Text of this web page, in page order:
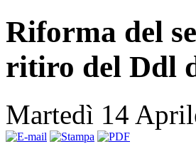
Riforma del
ritiro del Ddl
Martedì 14